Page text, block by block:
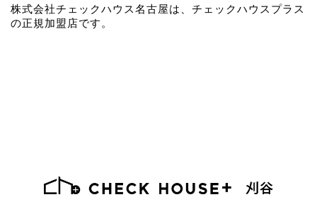
株式会社チェックハウス名古屋は、チェックハウスプラス
の正規加盟店です。